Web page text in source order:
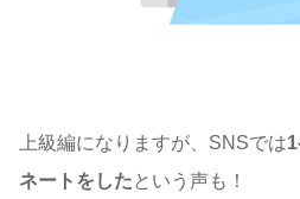
上級編になりますが、SNSでは
ネートをした という声も！